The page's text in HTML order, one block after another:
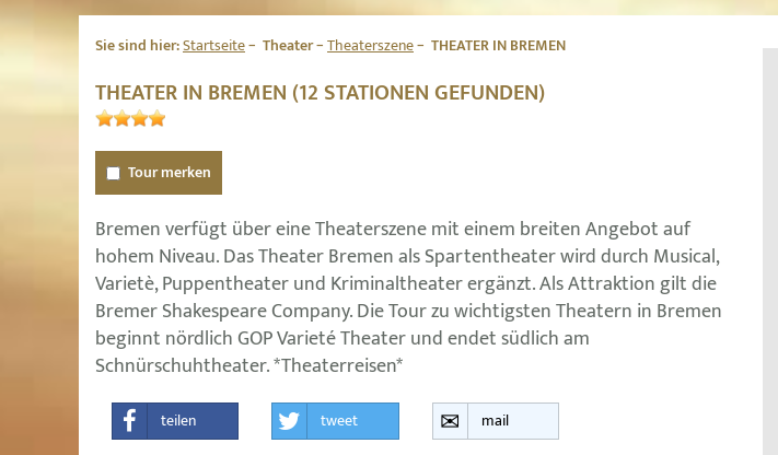
Sie sind hier:Startseite Theater Theaterszene THEATER IN BREMEN
THEATER IN BREMEN (12 STATIONEN GEFUNDEN)
Tour merken
Bremen verfügt über eine Theaterszene mit einem breiten Angebot auf
hohem Niveau. Das Theater Bremen als Spartentheater wird durch Musical,
Varietè, Puppentheater und Kriminaltheater ergänzt. Als Attraktion gilt die
Bremer Shakespeare Company. Die Tour zu wichtigsten Theatern in Bremen
beginnt nördlich GOP Varieté Theater und endet südlich am
Schnürschuhtheater. *Theaterreisen*
teilen tweet mail